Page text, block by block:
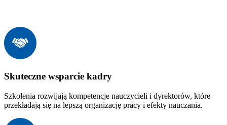
Skuteczne wsparcie kadry
Szkolenia rozwijają kompetencje nauczycieli i dyrektorów, które
przekładają się na lepszą organizację pracy i efekty nauczania.